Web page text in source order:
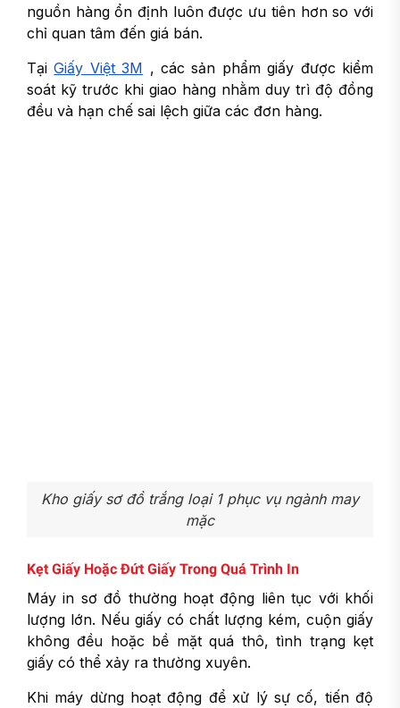
nguồn hàng ổn định luôn được ưu tiên hơn so với
chỉ quan tâm đến giá bán.
TạiGiấy Việt 3M , các sản phẩm giấy được kiểm
soát kỹ trước khi giao hàng nhằm duy trì độ đồng
đều và hạn chế sai lệch giữa các đơn hàng.
Kho giấy sơ đồ trắng loại 1 phục vụ ngành may
mặc
Kẹt Giấy Hoặc Đứt Giấy Trong Quá Trình In
Máy in sơ đồ thường hoạt động liên tục với khối
lượng lớn. Nếu giấy có chất lượng kém, cuộn giấy
không đều hoặc bề mặt quá thô, tình trạng kẹt
giấy có thể xảy ra thường xuyên.
Khi máy dừng hoạt động để xử lý sự cố, tiến độ